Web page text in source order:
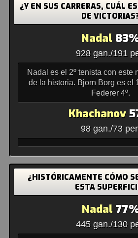
¿Y EN SUS CARRERAS, CUÁL
DE
Nadal
928 gan./191
Nadal es el 2º tenista con este
de la historia. Bjorn Borg es el
Federer 4º.
Khachanov
98 gan./73
¿HISTÓRICAMENTE CÓMO
ESTA
Nadal
445 gan./130